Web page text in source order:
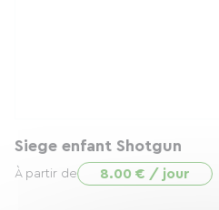
Siege enfant Shotgun
À partir de 8.00 € / jour